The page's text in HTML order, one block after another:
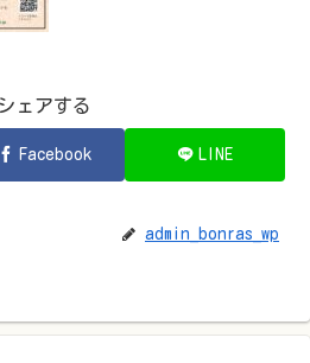
シェアする
Facebook LINE
admin_bonras_wp